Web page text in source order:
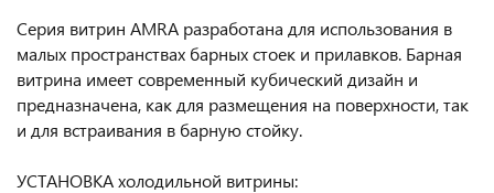
Серия витрин AMRA разработана для использования в
малых пространствах барных стоек и прилавков. Барная
витрина имеет современный кубический дизайн и
предназначена, как для размещения на поверхности, так
и для встраивания в барную стойку.
УСТАНОВКА холодильной витрины: